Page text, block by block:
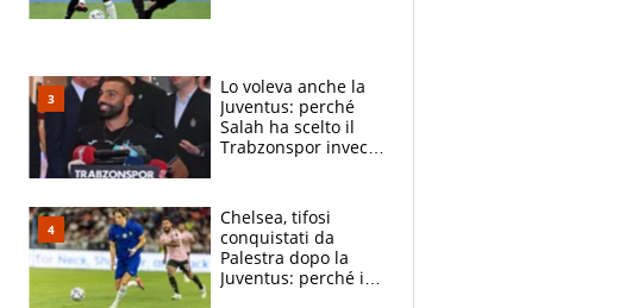
Lo voleva anche la
Juventus: perché
Salah ha scelto il
Trabzonspor invece
Chelsea, tifosi
conquistati da
Palestra dopo la
Juventus: perché i